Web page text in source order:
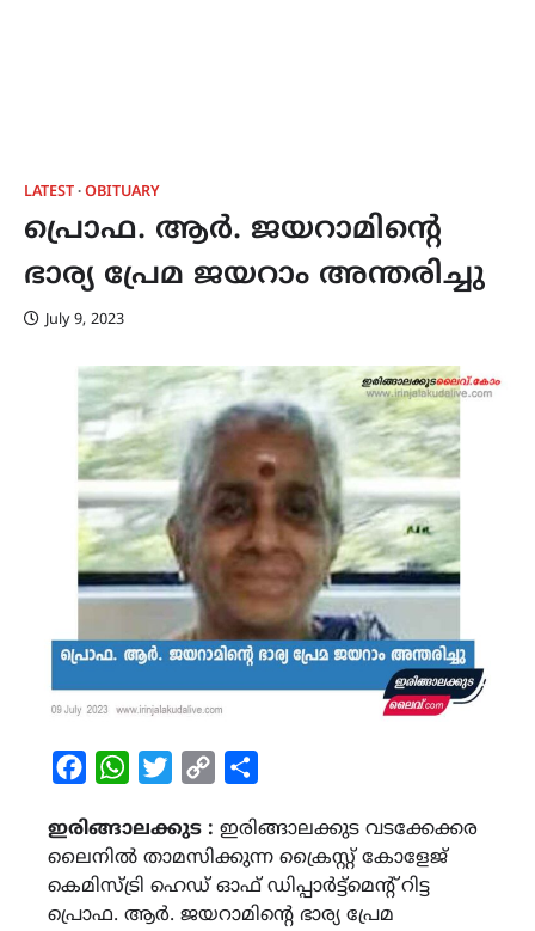
LATEST OBITUARY
പ്രൊഫ. ആർ. ജയറാമിന്‍റെ
ഭാര്യ പ്രേമ ജയറാം അന്തരിച്ചു
July 9, 2023
FacebookWhatsAppTwitterCopy
ഇരിങ്ങാലക്കുട : ഇരിങ്ങാലക്കുട വടക്കേക്കര
ലൈനിൽ താമസിക്കുന്ന ക്രൈസ്റ്റ് കോളേജ്
കെമിസ്ട്രി ഹെഡ് ഓഫ് ഡിപ്പാർട്ട്മെന്റ് റിട്ട
പ്രൊഫ. ആർ. ജയറാമിന്‍റെ ഭാര്യ പ്രേമ